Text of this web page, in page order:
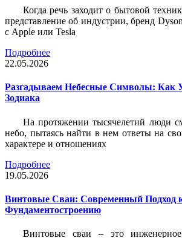
Когда речь заходит о бытовой
представление об индустрии, бренд
с Apple или Tesla
Подробнее
22.05.2026
Разгадываем Небесные Символы: Как
Зодиака
На протяжении тысячелетий люди
небо, пытаясь найти в нем ответы на
характере и отношениях
Подробнее
19.05.2026
Винтовые Сваи: Современный Подход
Фундаментостроению
Винтовые сваи – это